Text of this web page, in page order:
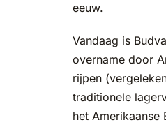
eeuw.
Vandaag is
overname door
rijpen
traditionele
het Amerikaanse